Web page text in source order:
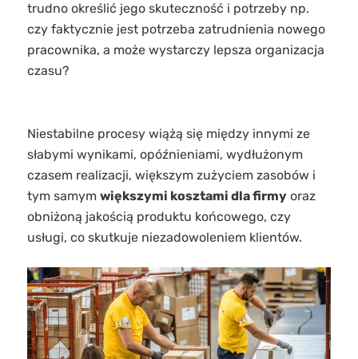
trudno określić jego skuteczność i potrzeby np.
czy faktycznie jest potrzeba zatrudnienia nowego
pracownika, a może wystarczy lepsza organizacja
czasu?
Niestabilne procesy wiążą się między innymi ze
słabymi wynikami, opóźnieniami, wydłużonym
czasem realizacji, większym zużyciem zasobów i
tym samym większymi kosztami dla firmyoraz
obniżoną jakością produktu końcowego, czy
usługi, co skutkuje niezadowoleniem klientów.